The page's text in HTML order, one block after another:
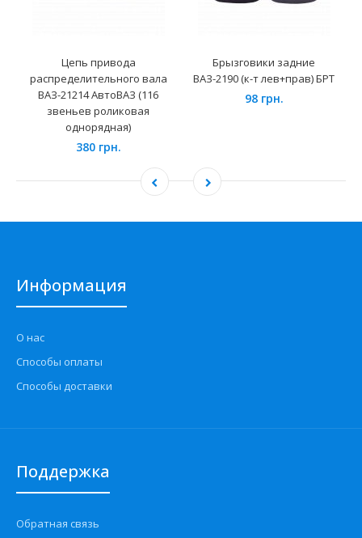
Цепь привода
распределительного вала
ВАЗ-21214 АвтоВАЗ (116
звеньев роликовая
однорядная)
380 грн.
Брызговики задние
ВАЗ-2190 (к-т лев+прав) БРТ
98 грн.
Информация
О нас
Способы оплаты
Способы доставки
Поддержка
Обратная связь